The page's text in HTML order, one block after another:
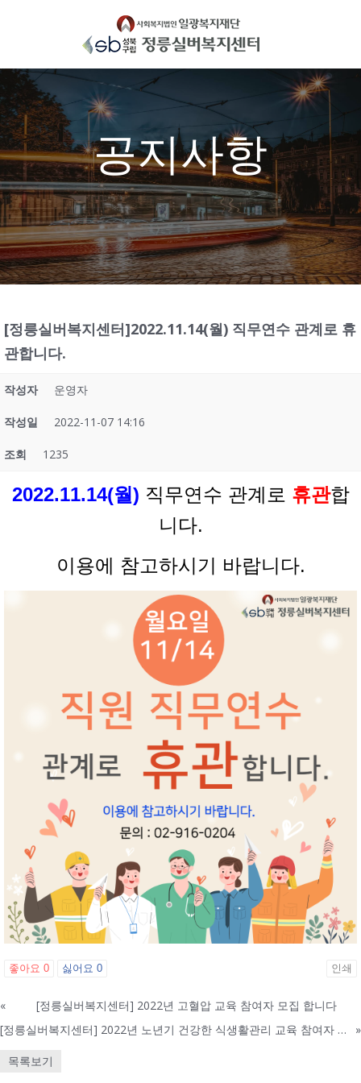
to
content
공지사항
[정릉실버복지센터]2022.11.14(월) 직무연수 관계로 휴
관합니다.
작성자 운영자
작성일 2022-11-07 14:16
조회 1235
2022.11.14(월) 직무연수 관계로 휴관합
니다.
이용에 참고하시기 바랍니다.
좋아요 0 싫어요 0 인쇄
«
[정릉실버복지센터] 2022년 고혈압 교육 참여자 모집 합니다
[정릉실버복지센터] 2022년 노년기 건강한 식생활관리 교육 참여자 모집 합니다.
»
목록보기